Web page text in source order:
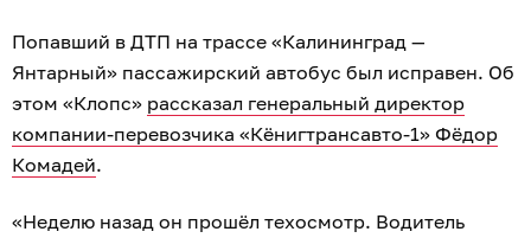
Попавший в ДТП на трассе «Калининград —
Янтарный» пассажирский автобус был исправен. Об
этом «Клопс» рассказал генеральный директор
компании-перевозчика «Кёнигтрансавто-1» Фёдор
Комадей.
«Неделю назад он прошёл техосмотр. Водитель